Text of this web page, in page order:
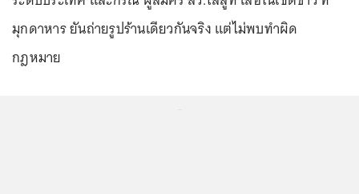
มุกดาหาร ยันถ่ายรูปร้านเดียวกันจริง แต่ไม่พบทำผิด
กฎหมาย